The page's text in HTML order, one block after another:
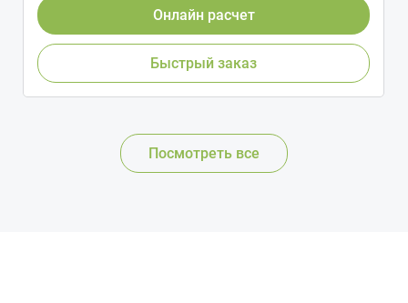
Онлайн расчет
Быстрый заказ
Посмотреть все